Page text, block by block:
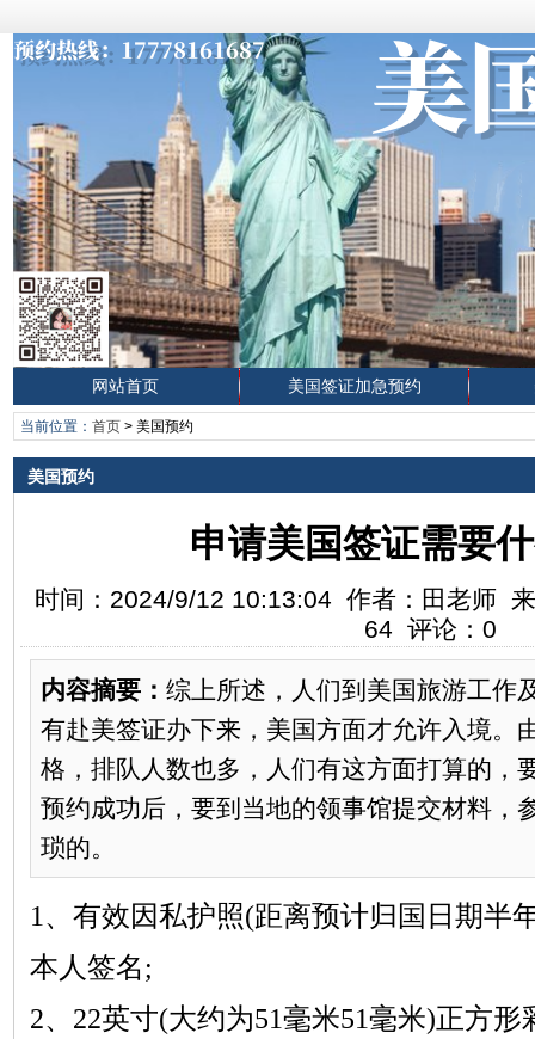
网站首页 美国签证加急预约
当前位置： 首页> 美国预约
美国预约
申请美国签证需要
时间：2024/9/12 10:13:04 作者：田老师
64 评论：0
内容摘要： 综上所述，人们到美国旅游工作
有赴美签证办下来，美国方面才允许入境。
格，排队人数也多，人们有这方面打算的，
预约成功后，要到当地的领事馆提交材料，
琐的。
1、有效因私护照(距离预计归国日期半
本人签名;
2、22英寸(大约为51毫米51毫米)正方